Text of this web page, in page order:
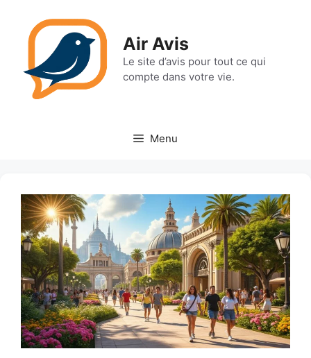
contenu
Air Avis
Le site d’avis pour tout ce qui
compte dans votre vie.
Menu